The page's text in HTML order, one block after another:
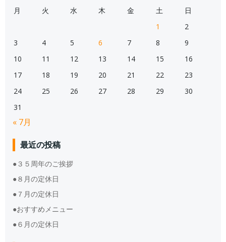
月
火 水 木 金 土
日
1
2
3
4 5 6 7 8
9
10
11 12 13 14 15
16
17
18 19 20 21 22
23
24
25 26 27 28 29
30
31
« 7月
最近の投稿
●３５周年のご挨拶
●８月の定休日
●７月の定休日
●おすすめメニュー
●６月の定休日